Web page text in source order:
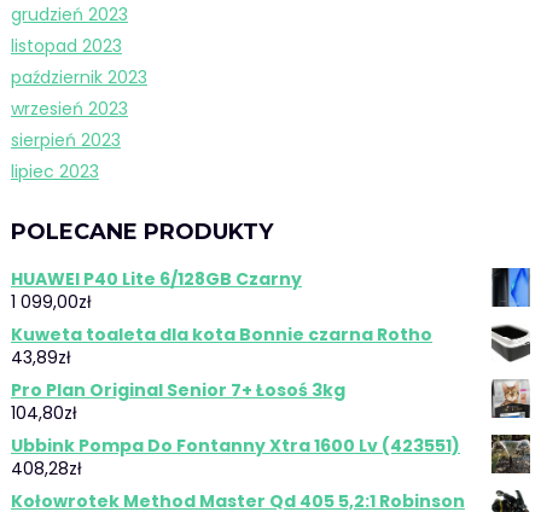
grudzień 2023
listopad 2023
październik 2023
wrzesień 2023
sierpień 2023
lipiec 2023
POLECANE PRODUKTY
HUAWEI P40 Lite 6/128GB Czarny
1 099,00zł
Kuweta toaleta dla kota Bonnie czarna Rotho
43,89zł
Pro Plan Original Senior 7+ Łosoś 3kg
104,80zł
Ubbink Pompa Do Fontanny Xtra 1600 Lv (423551)
408,28zł
Kołowrotek Method Master Qd 405 5,2:1 Robinson